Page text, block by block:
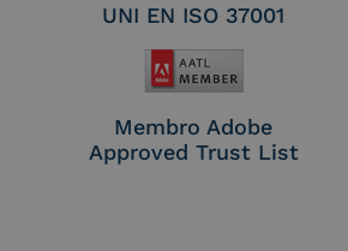
UNI EN ISO 37001
Membro Adobe
Approved Trust List